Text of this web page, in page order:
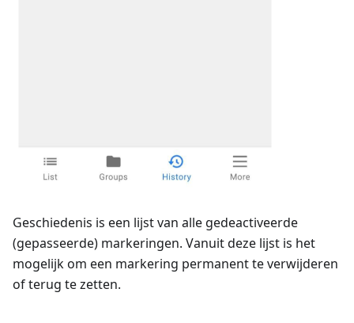
Geschiedenis is een lijst van alle gedeactiveerde
(gepasseerde) markeringen. Vanuit deze lijst is het
mogelijk om een markering permanent te verwijderen
of terug te zetten.